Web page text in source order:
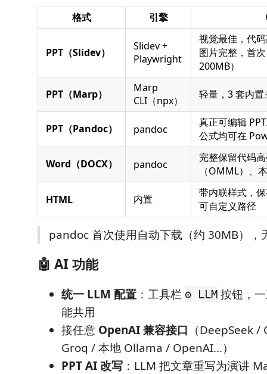
格式 引擎
PPT（Slidev）
Slidev +
Playwright
视觉最佳，代
图片完整，首
200MB）
PPT（Marp）
Marp
CLI（npx）
轻量，3 套内
PPT（Pandoc） pandoc
真正可编辑
公式均可在
Word（DOCX） pandoc
完整保留代码
（OMML）、
HTML 内置
带内联样式，
可自定义路径
pandoc 首次使用自动下载（约 30MB），
🤖 AI 功能
统一 LLM 配置 ：工具栏 ⚙️ LLM 按钮，
能共用
接任意 OpenAI 兼容接口 （DeepSeek
Groq / 本地 Ollama / OpenAI…）
PPT AI 改写 ：LLM 把文章重写为演讲